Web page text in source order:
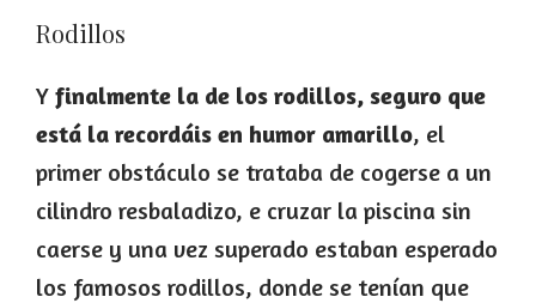
Rodillos
Y finalmente la de los rodillos, seguro que
está la recordáis en humor amarillo, el
primer obstáculo se trataba de cogerse a un
cilindro resbaladizo, e cruzar la piscina sin
caerse y una vez superado estaban esperado
los famosos rodillos, donde se tenían que